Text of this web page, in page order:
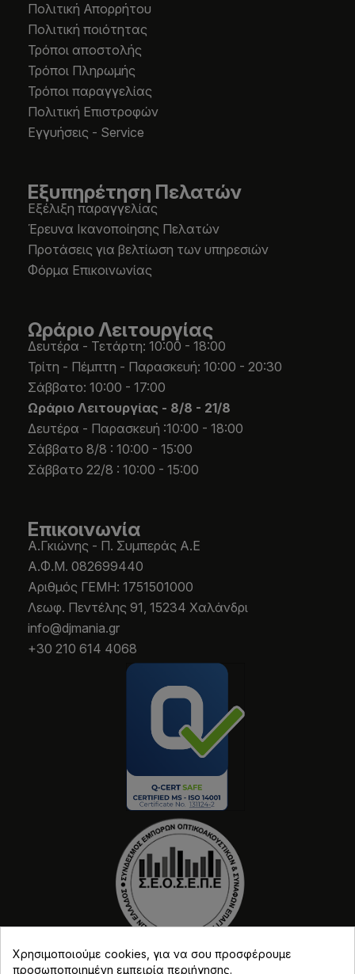
Πολιτική Απορρήτου
Πολιτική ποιότητας
Τρόποι αποστολής
Τρόποι Πληρωμής
Τρόποι παραγγελίας
Πολιτική Επιστροφών
Εγγυήσεις - Service
Εξυπηρέτηση Πελατών
Εξέλιξη παραγγελίας
Έρευνα Ικανοποίησης Πελατών
Προτάσεις για βελτίωση των υπηρεσιών
Φόρμα Επικοινωνίας
Ωράριο Λειτουργίας
Δευτέρα - Τετάρτη: 10:00 - 18:00
Τρίτη - Πέμπτη - Παρασκευή: 10:00 - 20:30
Σάββατο: 10:00 - 17:00
Ωράριο Λειτουργίας - 8/8 - 21/8
Δευτέρα - Παρασκευή :10:00 - 18:00
Σάββατο 8/8 : 10:00 - 15:00
Σάββατο 22/8 : 10:00 - 15:00
Επικοινωνία
Α.Γκιώνης - Π. Συμπεράς Α.Ε
Α.Φ.Μ. 082699440
Aριθμός ΓΕΜΗ: 1751501000
Λεωφ. Πεντέλης 91, 15234 Χαλάνδρι
info@djmania.gr
+30 210 614 4068
Χρησιμοποιούμε cookies, για να σου προσφέρουμε
προσωποποιημένη εμπειρία περιήγησης.